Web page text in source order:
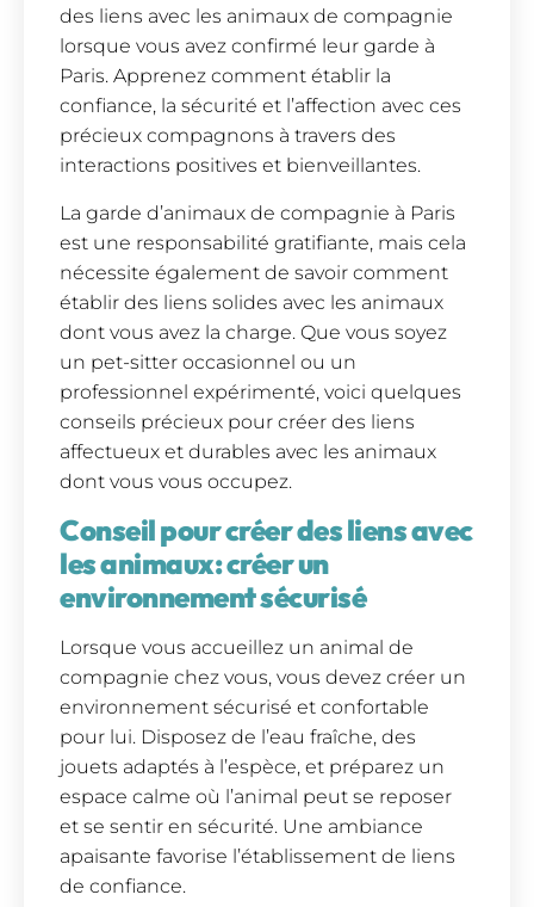
des liens avec les animaux de compagnie
lorsque vous avez confirmé leur garde à
Paris. Apprenez comment établir la
confiance, la sécurité et l’affection avec ces
précieux compagnons à travers des
interactions positives et bienveillantes.
La garde d’animaux de compagnie à Paris
est une responsabilité gratifiante, mais cela
nécessite également de savoir comment
établir des liens solides avec les animaux
dont vous avez la charge. Que vous soyez
un pet-sitter occasionnel ou un
professionnel expérimenté, voici quelques
conseils précieux pour créer des liens
affectueux et durables avec les animaux
dont vous vous occupez.
Conseil pour créer des liens avec
les animaux: créer un
environnement sécurisé
Lorsque vous accueillez un animal de
compagnie chez vous, vous devez créer un
environnement sécurisé et confortable
pour lui. Disposez de l’eau fraîche, des
jouets adaptés à l’espèce, et préparez un
espace calme où l’animal peut se reposer
et se sentir en sécurité. Une ambiance
apaisante favorise l’établissement de liens
de confiance.